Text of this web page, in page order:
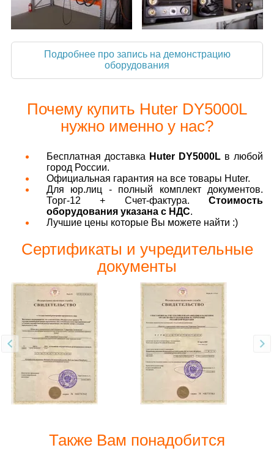
Подробнее про запись на демонстрацию
оборудования
Почему купить Huter DY5000L
нужно именно у нас?
Бесплатная доставка Huter DY5000L в любой
город России.
Официальная гарантия на все товары Huter.
Для юр.лиц - полный комплект документов.
Торг-12 + Счет-фактура. Стоимость
оборудования указана с НДС.
Лучшие цены которые Вы можете найти :)
Сертификаты и учредительные
документы
Также Вам понадобится